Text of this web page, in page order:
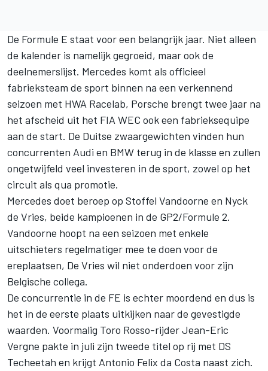
De Formule E staat voor een belangrijk jaar. Niet alleen
de kalender is namelijk gegroeid, maar ook de
deelnemerslijst. Mercedes komt als officieel
fabrieksteam de sport binnen na een verkennend
seizoen met HWA Racelab, Porsche brengt twee jaar na
het afscheid uit het FIA WEC ook een fabrieksequipe
aan de start. De Duitse zwaargewichten vinden hun
concurrenten Audi en BMW terug in de klasse en zullen
ongetwijfeld veel investeren in de sport, zowel op het
circuit als qua promotie.
Mercedes doet beroep op Stoffel Vandoorne en Nyck
de Vries, beide kampioenen in de GP2/Formule 2.
Vandoorne hoopt na een seizoen met enkele
uitschieters regelmatiger mee te doen voor de
ereplaatsen, De Vries wil niet onderdoen voor zijn
Belgische collega.
De concurrentie in de FE is echter moordend en dus is
het in de eerste plaats uitkijken naar de gevestigde
waarden. Voormalig Toro Rosso-rijder Jean-Eric
Vergne pakte in juli zijn tweede titel op rij met DS
Techeetah en krijgt Antonio Felix da Costa naast zich.